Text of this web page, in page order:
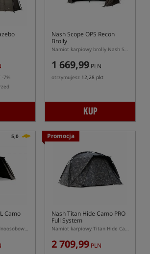
-7%
Nash Scope OPS Recon
Brolly
Namiot karpiowy brolly Nash Scope OPS Recon
1 669,99 PLN
otrzymujesz 12,28 pkt
KUP
5,0
Camo
Namiot karpiowy jednoosobowy XL
Promocja
Nash Titan Hide Camo PRO
Full System
Namiot karpiowy Titan Hide Camo Pro w zestawie z panelami przednimi oraz podłogą
2 709,99 PLN